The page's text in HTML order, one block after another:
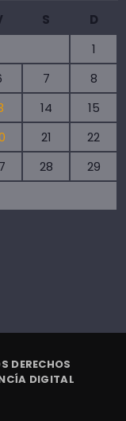
S
D
1
7
8
14
15
21
22
28
29
DERECHOS
DIGITAL